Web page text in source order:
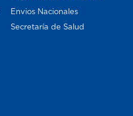
Envios Nacionales
Secretaría de Salud